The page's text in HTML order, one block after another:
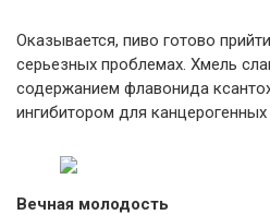
Оказывается, пиво готово
серьезных проблемах. Хмель
содержанием флавонида
ингибитором для
Вечная молодость